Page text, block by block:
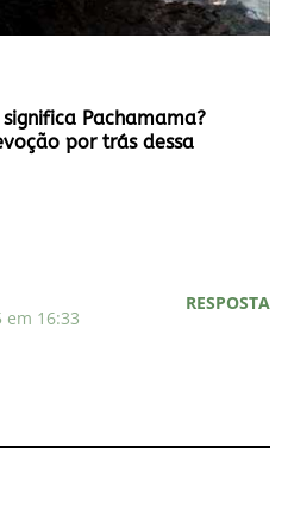
Pachamama?
por trás dessa
em 16:33
RESPOSTA